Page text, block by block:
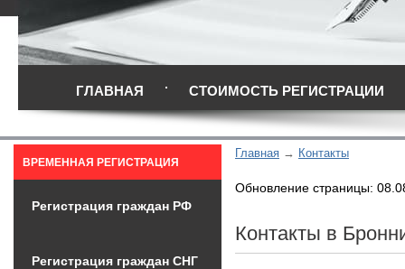
ГЛАВНАЯ СТОИМОСТЬ РЕГИСТРАЦИИ
Главная Контакты
Обновление страницы:
Контакты в
ВРЕМЕННАЯ РЕГИСТРАЦИЯ
Регистрация граждан РФ
Регистрация граждан СНГ